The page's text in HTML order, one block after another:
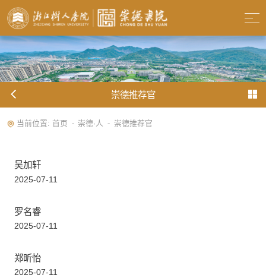
崇德推荐官
当前位置:首页 - 崇德·人 - 崇德推荐官
吴加轩
2025-07-11
罗名睿
2025-07-11
郑昕怡
2025-07-11